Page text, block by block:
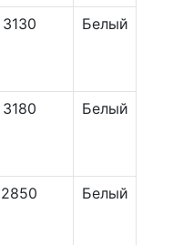
3130 Белый
3180 Белый
2850 Белый